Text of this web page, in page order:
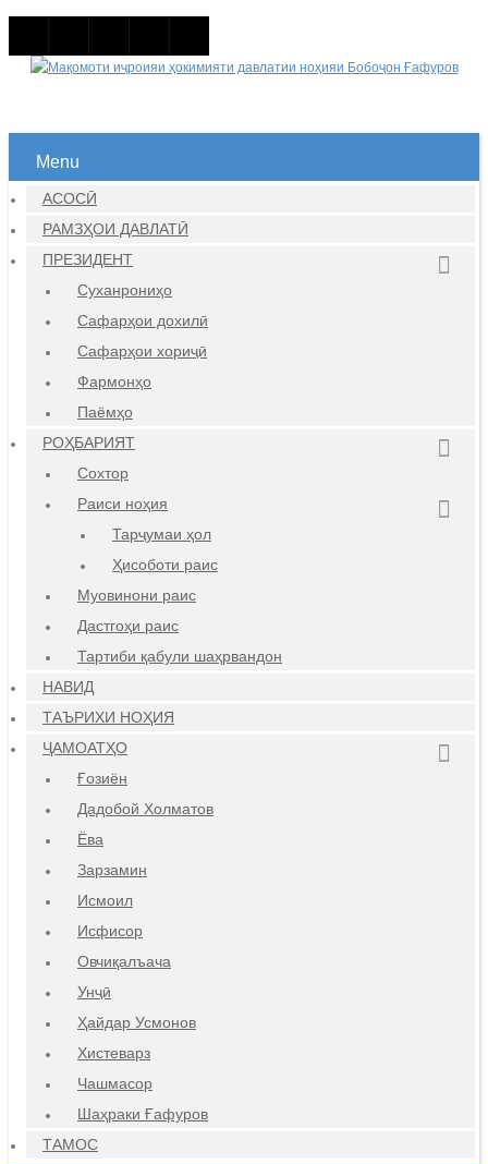
Menu
АСОСӢ
РАМЗҲОИ ДАВЛАТӢ
ПРЕЗИДЕНТ
Суханрониҳо
Сафарҳои дохилӣ
Сафарҳои хориҷӣ
Фармонҳо
Паёмҳо
РОҲБАРИЯТ
Сохтор
Раиси ноҳия
Тарҷумаи ҳол
Ҳисоботи раис
Муовинони раис
Дастгоҳи раис
Тартиби қабули шаҳрвандон
НАВИД
ТАЪРИХИ НОҲИЯ
ҶАМОАТҲО
Ғозиён
Дадобой Холматов
Ёва
Зарзамин
Исмоил
Исфисор
Овчиқалъача
Унҷӣ
Ҳайдар Усмонов
Хистеварз
Чашмасор
Шаҳраки Ғафуров
ТАМОС